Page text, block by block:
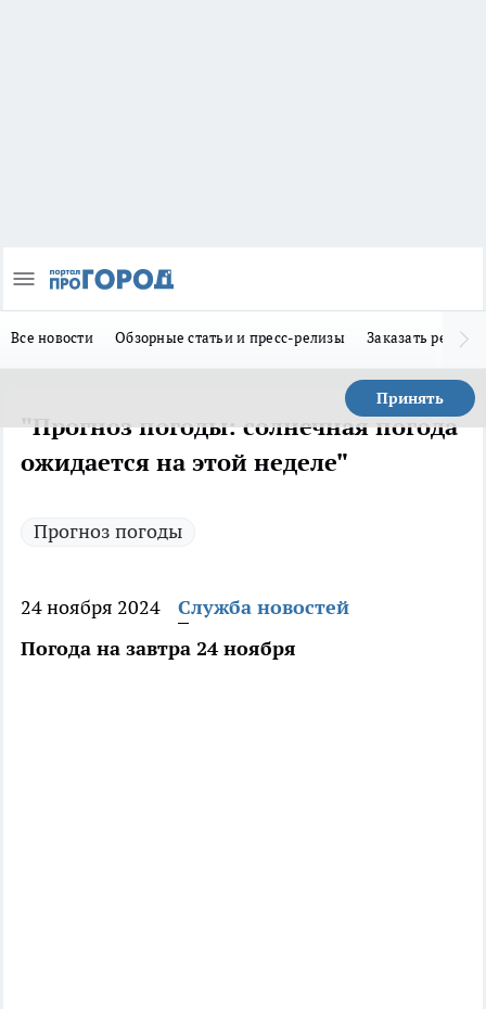
Все новости Обзорные статьи и пресс-релизы Заказать
Принять
"Прогноз погоды: солнечная погода
ожидается на этой неделе"
Прогноз погоды
24 ноября 2024
Служба новостей
Погода на завтра 24 ноября